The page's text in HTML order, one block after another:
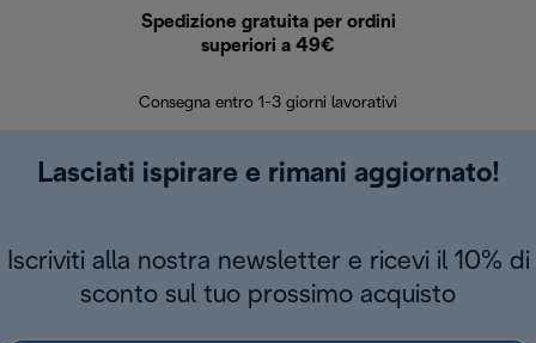
Spedizione gratuita per ordini
superiori a 49€
Consegna entro 1-3 giorni lavorativi
Lasciati ispirare e rimani aggiornato!
Iscriviti alla nostra newsletter e ricevi il 10% di
sconto sul tuo prossimo acquisto